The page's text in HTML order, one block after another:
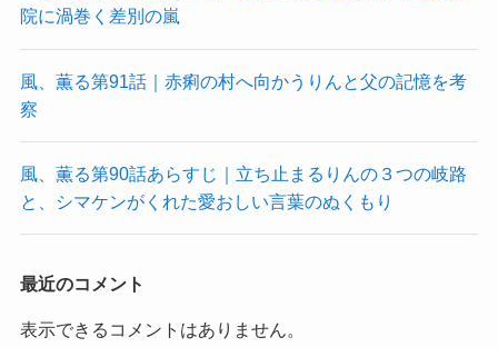
院に渦巻く差別の嵐
風、薫る第91話｜赤痢の村へ向かうりんと父の記憶を考
察
風、薫る第90話あらすじ｜立ち止まるりんの３つの岐路
と、シマケンがくれた愛おしい言葉のぬくもり
最近のコメント
表示できるコメントはありません。